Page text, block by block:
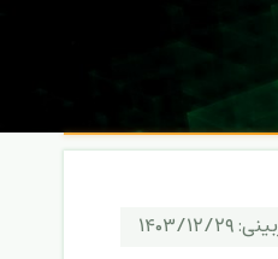
۱۴۰۳/۱۲/۲۹